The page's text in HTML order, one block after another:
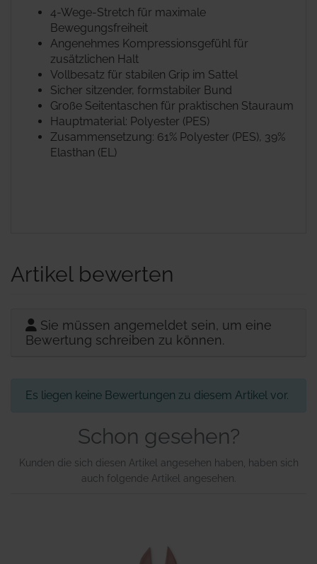
4-Wege-Stretch für maximale
Bewegungsfreiheit
Angenehmes Kompressionsgefühl für
zusätzlichen Halt
Vollbesatz für stabilen Grip im Sattel
Sicher sitzender, formstabiler Bund
Große Seitentaschen für praktischen Stauraum
Hauptmaterial: Polyester (PES)
Zusammensetzung: 61% Polyester (PES), 39%
Elasthan (EL)
Artikel bewerten
Sie müssen angemeldet sein, um eine
Bewertung schreiben zu können.
Es liegen keine Bewertungen zu diesem Artikel vor.
Schon gesehen?
Kunden die sich diesen Artikel angesehen haben, haben sich
auch folgende Artikel angesehen.